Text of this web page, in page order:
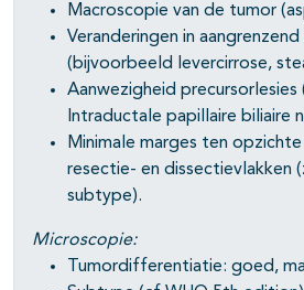
Macroscopie van de tumor
Veranderingen in aangrenzend
(bijvoorbeeld levercirrose,
Aanwezigheid
Intraductale papillaire biliaire
Minimale marges ten
resectie- en dissectievlakken
subtype).
Microscopie:
Tumordifferentiatie: goed,